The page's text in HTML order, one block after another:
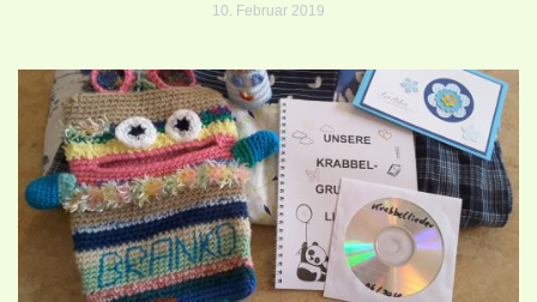
10. Februar 2019